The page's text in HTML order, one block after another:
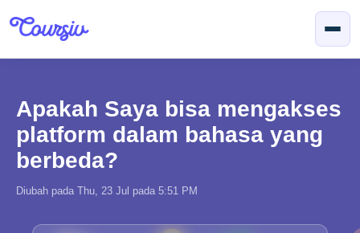
Apakah Saya bisa mengakses
platform dalam bahasa yang
berbeda?
Diubah pada Thu, 23 Jul pada 5:51 PM